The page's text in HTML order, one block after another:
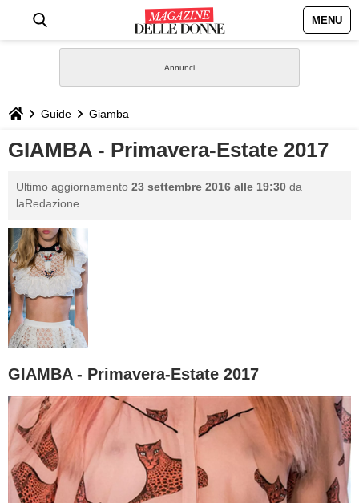
MENU
STILE
BIOGRAFIE
GASTRONOMIA
CAPELLI
SESSO
BAMBINO
DIETA
GUIDE
Guide Giamba
GIAMBA - Primavera-Estate 2017
Ultimo aggiornamento 23 settembre 2016 alle 19:30 da
laRedazione.
GIAMBA - Primavera-Estate 2017